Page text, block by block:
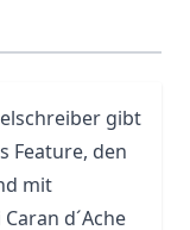
gibt
Feature, den
mit
d´Ache